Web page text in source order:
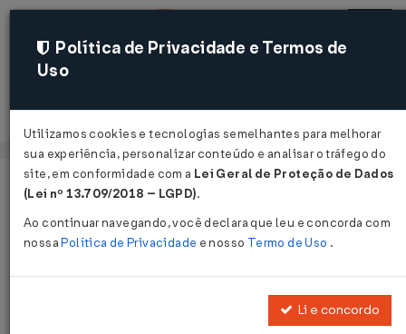
Acessar
Página Inicial
Legislações
Decreto Nº 56867 DE 29/09/2025
Política de Privacidade e Termos de
Uso
Utilizamos cookies e tecnologias semelhantes para melhorar
sua experiência, personalizar conteúdo e analisar o tráfego do
site, em conformidade com a Lei Geral de Proteção de Dados
(Lei nº 13.709/2018 – LGPD).
Ao continuar navegando, você declara que leu e concorda com
nossaPolítica de Privacidade e nosso Termo de Uso .
Li e concordo